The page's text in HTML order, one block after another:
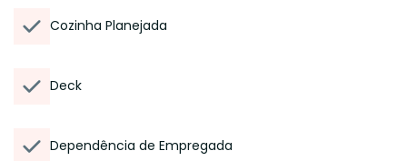
Cozinha Planejada
Deck
Dependência de Empregada